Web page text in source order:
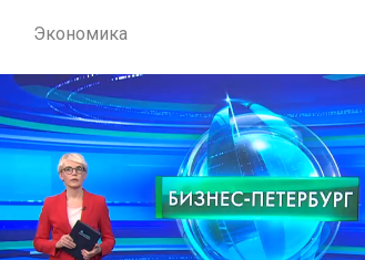
Экономика